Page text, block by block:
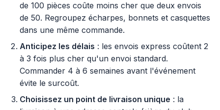
de 100 pièces coûte moins cher que deux envois
de 50. Regroupez écharpes, bonnets et casquettes
dans une même commande.
Anticipez les délais : les envois express coûtent 2
à 3 fois plus cher qu'un envoi standard.
Commander 4 à 6 semaines avant l'événement
évite le surcoût.
Choisissez un point de livraison unique : la